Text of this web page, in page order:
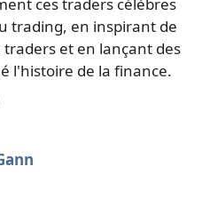
trading, en inspirant de
et en lançant des
l'histoire de la finance.